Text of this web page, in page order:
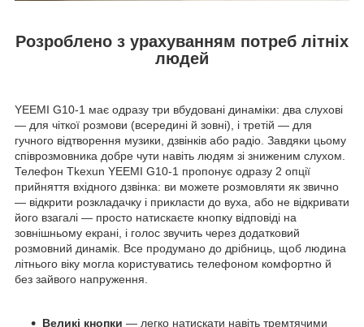
Розроблено з урахуванням потреб літніх
людей
YEEMI G10-1 має одразу три вбудовані динаміки: два слухові
— для чіткої розмови (всередині й зовні), і третій — для
гучного відтворення музики, дзвінків або радіо. Завдяки цьому
співрозмовника добре чути навіть людям зі зниженим слухом.
Телефон Tkexun YEEMI G10-1 пропонує одразу 2 опції
прийняття вхідного дзвінка: ви можете розмовляти як звично
— відкрити розкладачку і прикласти до вуха, або не відкривати
його взагалі — просто натискаєте кнопку відповіді на
зовнішньому екрані, і голос звучить через додатковий
розмовний динамік. Все продумано до дрібниць, щоб людина
літнього віку могла користуватись телефоном комфортно й
без зайвого напруження.
Великі кнопки — легко натискати навіть тремтячими